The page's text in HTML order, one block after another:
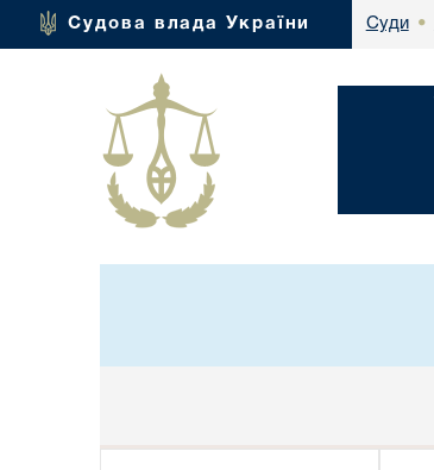
Судова влада України Суди •